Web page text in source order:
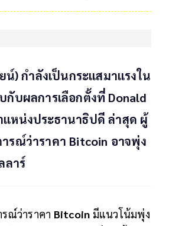
) กำลังเป็นกระแสมาแรงใน
บผลการเลือกตั้งที่ Donald
แหน่งประธานาธิปดี ล่าสุด ผู้
รณ์ว่าราคา Bitcoin อาจพุ่ง
ลาร์
ณ์ว่าราคา Bitcoin มีแนวโน้มพุ่ง